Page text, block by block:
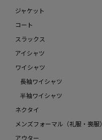
ジャケット
コート
スラックス
アイシャツ
ワイシャツ
長袖ワイシャツ
半袖ワイシャツ
ネクタイ
メンズフォーマル（礼服・喪服）
アウター